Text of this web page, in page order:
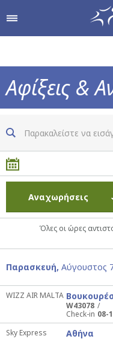
Από & Προς το
Πληροφορίες Επιβατών
Καταστήματα
Εστιατόρια & Καφέ
Αφίξεις &
Αναχωρήσεις
Όλες οι ώρες
Παρασκευή, Αύγουστος
WIZZ AIR MALTA
W43078
Check-in 08-
Sky Express
Αθήνα